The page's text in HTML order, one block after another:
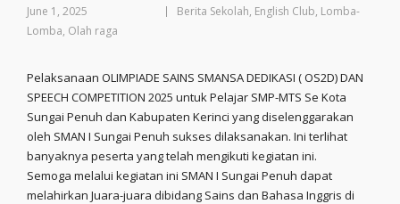
June 1, 2025 Berita Sekolah, English Club, Lomba-
Lomba, Olah raga
Pelaksanaan OLIMPIADE SAINS SMANSA DEDIKASI ( OS2D) DAN
SPEECH COMPETITION 2025 untuk Pelajar SMP-MTS Se Kota
Sungai Penuh dan Kabupaten Kerinci yang diselenggarakan
oleh SMAN I Sungai Penuh sukses dilaksanakan. Ini terlihat
banyaknya peserta yang telah mengikuti kegiatan ini.
Semoga melalui kegiatan ini SMAN I Sungai Penuh dapat
melahirkan Juara-juara dibidang Sains dan Bahasa Inggris di